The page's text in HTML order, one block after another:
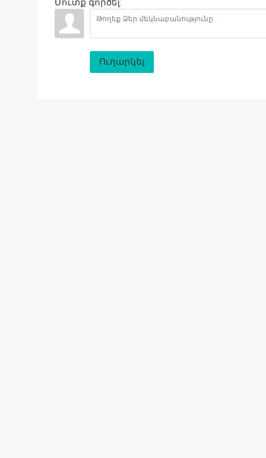
Մուտք գործել:
Ուղարկել